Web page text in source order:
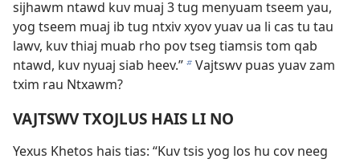
sijhawm ntawd kuv muaj 3 tug menyuam tseem yau,
yog tseem muaj ib tug ntxiv xyov yuav ua li cas tu tau
lawv, kuv thiaj muab rho pov tseg tiamsis tom qab
ntawd, kuv nyuaj siab heev.”bVajtswv puas yuav zam
txim rau Ntxawm?
VAJTSWV TXOJLUS HAIS LI NO
Yexus Khetos hais tias: “Kuv tsis yog los hu cov neeg